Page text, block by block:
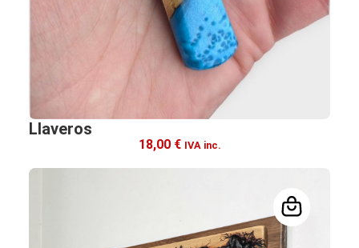
Llaveros
18,00 € IVA inc.